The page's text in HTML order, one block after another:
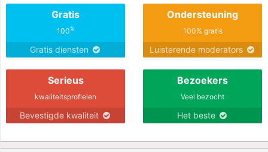
Gratis
100%
Gratis diensten
Ondersteuning
100% gratis
Luisterende moderators
Serieus
kwaliteitsprofielen
Bevestigde kwaliteit
Bezoekers
Veel bezocht
Het beste